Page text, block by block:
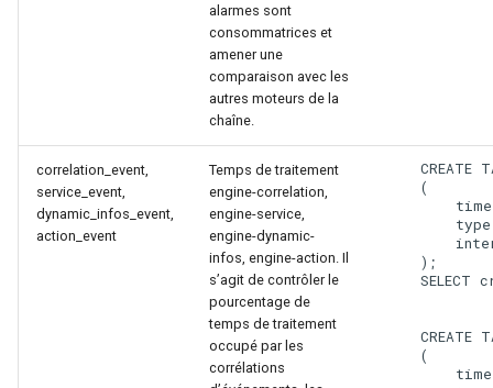
alarmes sont
consommatrices et
amener une
comparaison avec les
autres moteurs de la
chaîne.
correlation_event,
service_event,
dynamic_infos_event,
action_event
Temps de traitement
engine-correlation,
engine-service,
engine-dynamic-
infos, engine-action. Il
s’agit de contrôler le
pourcentage de
temps de traitement
occupé par les
corrélations
CREATE
    (
    );
SELECT
CREATE
    (